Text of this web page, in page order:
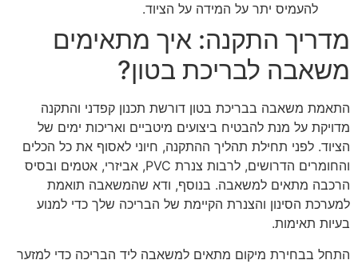
להעמיס יתר על המידה על הציוד.
מדריך התקנה: איך מתאימים
משאבה לבריכת בטון?
התאמת משאבה בבריכת בטון דורשת תכנון קפדני והתקנה
מדויקת על מנת להבטיח ביצועים מיטביים ואריכות ימים של
הציוד. לפני תחילת תהליך ההתקנה, חיוני לאסוף את כל הכלים
והחומרים הדרושים, לרבות צנרת PVC, אביזרי, אטמים ובסיס
הרכבה מתאים למשאבה. בנוסף, ודא שהמשאבה תואמת
למערכת הסינון והצנרת הקיימת של הבריכה שלך כדי למנוע
בעיות תאימות.
התחל בבחירת מיקום מתאים למשאבה ליד הבריכה כדי למזער